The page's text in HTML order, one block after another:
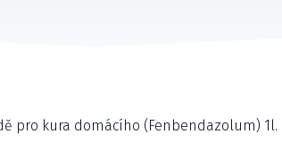
pro kura domácího (Fenbendazolum) 1l.